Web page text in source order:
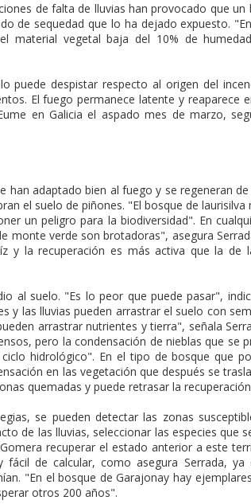
de falta de lluvias han provocado que un
de sequedad que lo ha dejado expuesto.
material vegetal baja del 10% de
puede despistar respecto al origen del
El fuego permanece latente y reaparece
en Galicia el aspado mes de marzo,
adaptado bien al fuego y se regeneran
el suelo de piñones. "El bosque de
un peligro para la biodiversidad". En
monte verde son brotadoras", asegura
y la recuperación es más activa que la de
al suelo. "Es lo peor que puede pasar",
y las lluvias pueden arrastrar el suelo con
arrastrar nutrientes y tierra", señala
pero la condensación de nieblas que se
hidrológico". En el tipo de bosque que
en las vegetación que después se
quemadas y puede retrasar la
se pueden detectar las zonas
de las lluvias, seleccionar las especies que
recuperar el estado anterior a este
de calcular, como asegura Serrada, ya
"En el bosque de Garajonay hay
otros 200 años".